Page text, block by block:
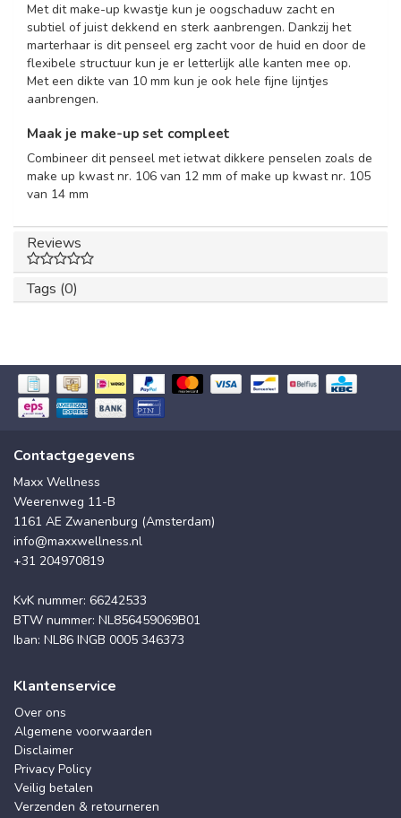
Met dit make-up kwastje kun je oogschaduw zacht en
subtiel of juist dekkend en sterk aanbrengen. Dankzij het
marterhaar is dit penseel erg zacht voor de huid en door de
flexibele structuur kun je er letterlijk alle kanten mee op.
Met een dikte van 10 mm kun je ook hele fijne lijntjes
aanbrengen.
Maak je make-up set compleet
Combineer dit penseel met ietwat dikkere penselen zoals de
make up kwast nr. 106 van 12 mm ofmake up kwast nr. 105
van 14 mm
Reviews
Tags (0)
Contactgegevens
Maxx Wellness
Weerenweg 11-B
1161 AE Zwanenburg (Amsterdam)
info@maxxwellness.nl
+31 204970819
KvK nummer: 66242533
BTW nummer: NL856459069B01
Iban: NL86 INGB 0005 346373
Klantenservice
Over ons
Algemene voorwaarden
Disclaimer
Privacy Policy
Veilig betalen
Verzenden & retourneren